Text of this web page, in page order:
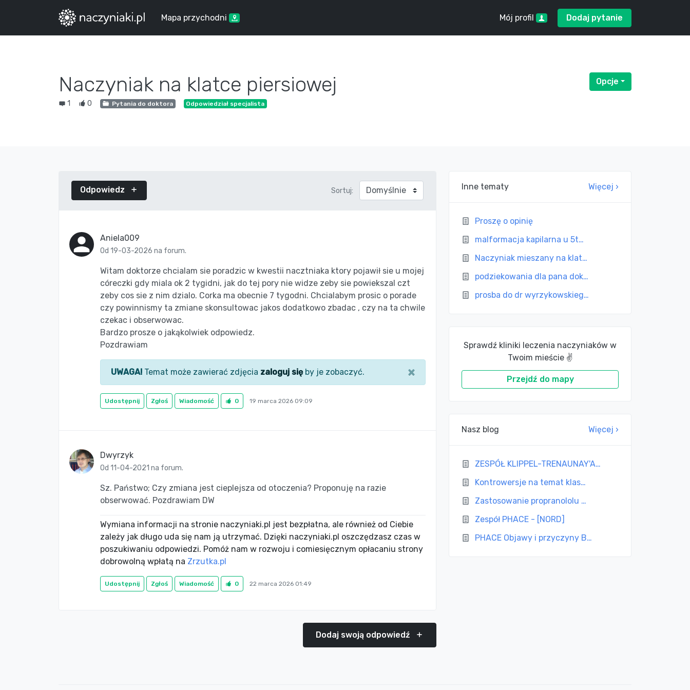
Mapa przychodni Mój profil Dodaj pytanie
Opcje Menu rozwijane
Naczyniak na klatce piersiowej
1 0 Pytania do doktora Odpowiedział specjalista
Odpowiedz Sortuj:
Aniela009
Od 19-03-2026 na forum.
Witam doktorze chcialam sie poradzic w kwestii nacztniaka ktory pojawił sie u mojej
córeczki gdy miala ok 2 tygidni, jak do tej pory nie widze zeby sie powiekszal czt
zeby cos sie z nim dzialo. Corka ma obecnie 7 tygodni. Chcialabym prosic o porade
czy powinnismy ta zmiane skonsultowac jakos dodatkowo zbadac , czy na ta chwile
czekac i obserwowac.
Bardzo prosze o jakąkolwiek odpowiedz.
Pozdrawiam
UWAGA! Temat może zawierać zdjęcia zaloguj sięby je zobaczyć. ×
Udostępnij Zgłoś Wiadomość 0 19 marca 2026 09:09
Dwyrzyk
Od 11-04-2021 na forum.
Sz. Państwo; Czy zmiana jest cieplejsza od otoczenia? Proponuję na razie
obserwować. Pozdrawiam DW
Wymiana informacji na stronie naczyniaki.pl jest bezpłatna, ale również od Ciebie
zależy jak długo uda się nam ją utrzymać. Dzięki naczyniaki.pl oszczędzasz czas w
poszukiwaniu odpowiedzi. Pomóż nam w rozwoju i comiesięcznym opłacaniu strony
dobrowolną wpłatą na Zrzutka.pl
Udostępnij Zgłoś Wiadomość 0 22 marca 2026 01:49
Dodaj swoją odpowiedź
Inne tematy Więcej ›
Proszę o opinię
malformacja kapilarna u 5t…
Naczyniak mieszany na klat…
podziekowania dla pana dok…
prosba do dr wyrzykowskieg…
Sprawdź kliniki leczenia naczyniaków w
Twoim mieście ✌
Przejdź do mapy
Nasz blog Więcej ›
ZESPÓŁ KLIPPEL-TRENAUNAY'A…
Kontrowersje na temat klas…
Zastosowanie propranololu …
Zespół PHACE - [NORD]
PHACE Objawy i przyczyny B…